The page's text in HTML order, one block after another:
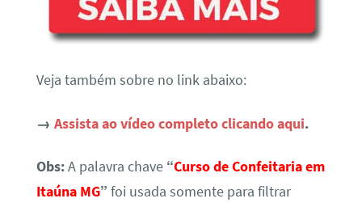
Veja também sobre no link abaixo:
→ Assista ao vídeo completo clicando aqui.
Obs:A palavra chave “Curso de Confeitaria em
Itaúna MG” foi usada somente para filtrar